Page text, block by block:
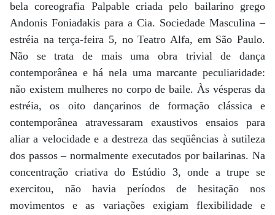
bela coreografia Palpable criada pelo bailarino grego
Andonis Foniadakis para a Cia. Sociedade Masculina –
estréia na terça-feira 5, no Teatro Alfa, em São Paulo.
Não se trata de mais uma obra trivial de dança
contemporânea e há nela uma marcante peculiaridade:
não existem mulheres no corpo de baile. Às vésperas da
estréia, os oito dançarinos de formação clássica e
contemporânea atravessaram exaustivos ensaios para
aliar a velocidade e a destreza das seqüências à sutileza
dos passos – normalmente executados por bailarinas. Na
concentração criativa do Estúdio 3, onde a trupe se
exercitou, não havia períodos de hesitação nos
movimentos e as variações exigiam flexibilidade e